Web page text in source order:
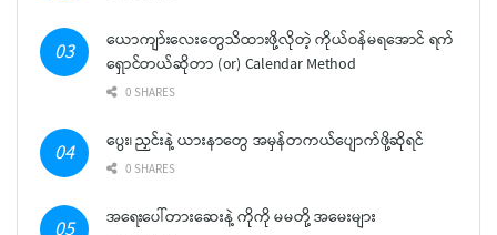
ယောကျာ်းလေးတွေသိထားဖို့လိုတဲ့ ကိုယ်ဝန်မရအောင် ရက်
ရှောင်တယ်ဆိုတာ (or) Calendar Method
0 SHARES
ပွေး၊ ညှင်းနဲ့ ယားနာတွေ အမှန်တကယ်ပျောက်ဖို့ဆိုရင်
0 SHARES
အရေးပေါ်တားဆေးနဲ့ ကိုကို မမတို့ အမေးများ